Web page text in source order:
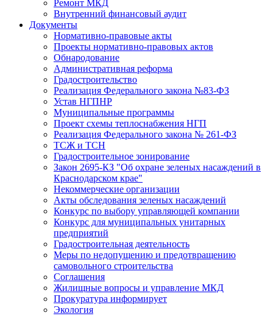
Ремонт МКД
Внутренний финансовый аудит
Документы
Нормативно-правовые акты
Проекты нормативно-правовых актов
Обнародование
Административная реформа
Градостроительство
Реализация Федерального закона №83-ФЗ
Устав НГПНР
Муниципальные программы
Проект схемы теплоснабжения НГП
Реализация Федерального закона № 261-ФЗ
ТСЖ и ТСН
Градостроительное зонирование
Закон 2695-КЗ "Об охране зеленых насаждений в
Краснодарском крае"
Некоммерческие организации
Акты обследования зеленых насаждений
Конкурс по выбору управляющей компании
Конкурс для муниципальных унитарных
предприятий
Градостроительная деятельность
Меры по недопущению и предотвращению
самовольного строительства
Соглашения
Жилищные вопросы и управление МКД
Прокуратура информирует
Экология